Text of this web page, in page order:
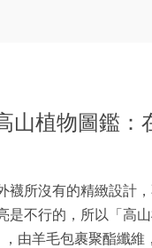
山植物圖鑑：
襪所沒有的精緻設計
是不行的，所以「高
由羊毛包裹聚酯纖維